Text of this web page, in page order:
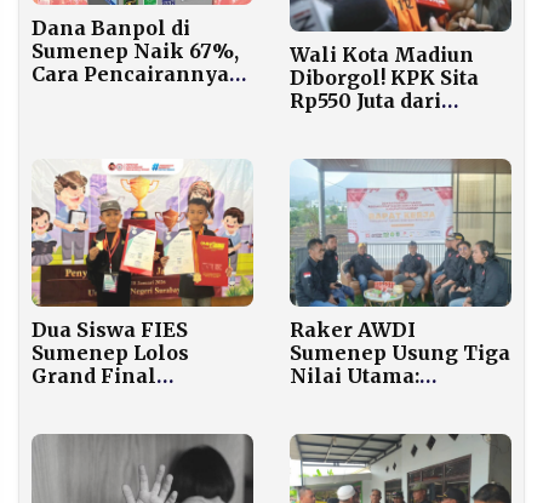
Dana Banpol di
Sumenep Naik 67%,
Cara Pencairannya
Wali Kota Madiun
Diborgol! KPK Sita
Rp550 Juta dari
Dua Siswa FIES
Sumenep Lolos
Grand Final
Raker AWDI
Sumenep Usung Tiga
Nilai Utama:
Integritas